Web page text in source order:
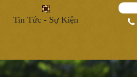
Tin Tức - Sự Kiện